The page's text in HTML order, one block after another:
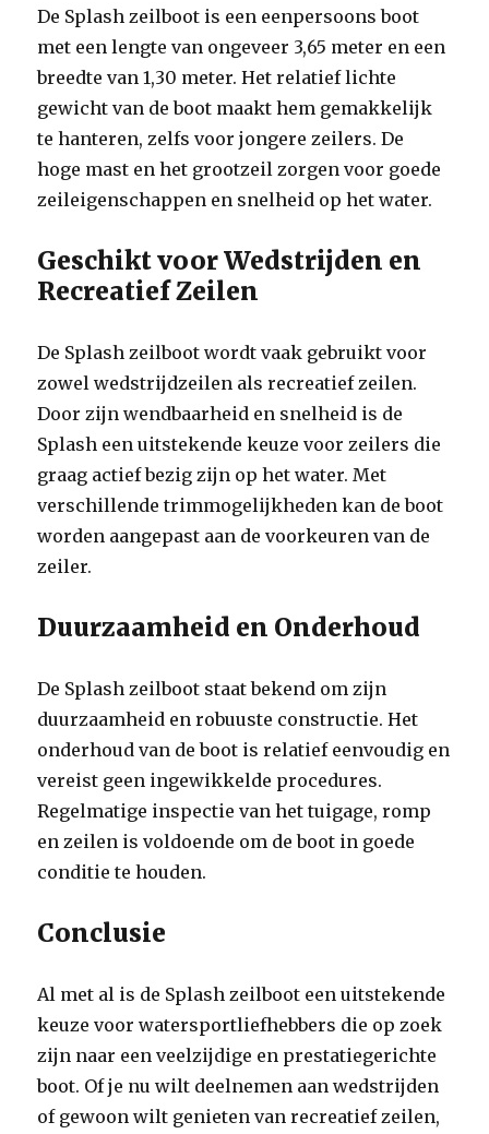
De Splash zeilboot is een eenpersoons boot
met een lengte van ongeveer 3,65 meter en een
breedte van 1,30 meter. Het relatief lichte
gewicht van de boot maakt hem gemakkelijk
te hanteren, zelfs voor jongere zeilers. De
hoge mast en het grootzeil zorgen voor goede
zeileigenschappen en snelheid op het water.
Geschikt voor Wedstrijden en
Recreatief Zeilen
De Splash zeilboot wordt vaak gebruikt voor
zowel wedstrijdzeilen als recreatief zeilen.
Door zijn wendbaarheid en snelheid is de
Splash een uitstekende keuze voor zeilers die
graag actief bezig zijn op het water. Met
verschillende trimmogelijkheden kan de boot
worden aangepast aan de voorkeuren van de
zeiler.
Duurzaamheid en Onderhoud
De Splash zeilboot staat bekend om zijn
duurzaamheid en robuuste constructie. Het
onderhoud van de boot is relatief eenvoudig en
vereist geen ingewikkelde procedures.
Regelmatige inspectie van het tuigage, romp
en zeilen is voldoende om de boot in goede
conditie te houden.
Conclusie
Al met al is de Splash zeilboot een uitstekende
keuze voor watersportliefhebbers die op zoek
zijn naar een veelzijdige en prestatiegerichte
boot. Of je nu wilt deelnemen aan wedstrijden
of gewoon wilt genieten van recreatief zeilen,